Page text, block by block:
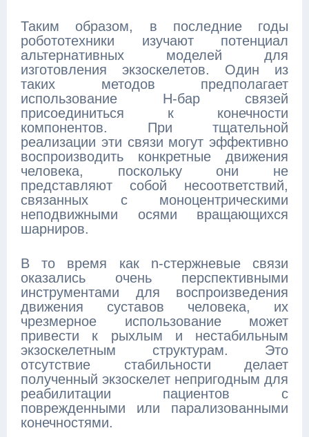
Таким образом, в последние годы
робототехники изучают потенциал
альтернативных моделей для
изготовления экзоскелетов. Один из
таких методов предполагает
использование Н-бар связей
присоединиться к конечности
компонентов. При тщательной
реализации эти связи могут эффективно
воспроизводить конкретные движения
человека, поскольку они не
представляют собой несоответствий,
связанных с моноцентрическими
неподвижными осями вращающихся
шарниров.
В то время как n-стержневые связи
оказались очень перспективными
инструментами для воспроизведения
движения суставов человека, их
чрезмерное использование может
привести к рыхлым и нестабильным
экзоскелетным структурам. Это
отсутствие стабильности делает
полученный экзоскелет непригодным для
реабилитации пациентов с
поврежденными или парализованными
конечностями.